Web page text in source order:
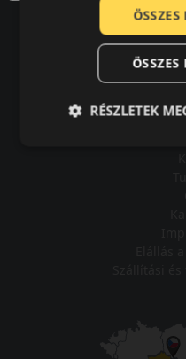
RÉSZLETEK